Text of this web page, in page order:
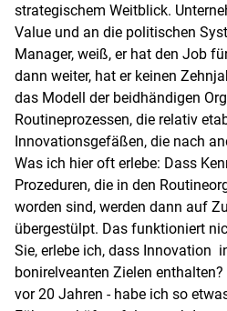
strategischem Weitblick.
Value und an die politischen
Manager, weiß, er hat den Job
dann weiter, hat er keinen
das Modell der beidhändigen
Routineprozessen, die relativ
Innovationsgefäßen, die nach
Was ich hier oft erlebe: Dass
Prozeduren, die in den
worden sind, werden dann auf
übergestülpt. Das funktioniert
Sie, erlebe ich, dass Innovation
bonirelveanten Zielen
vor 20 Jahren - habe ich so